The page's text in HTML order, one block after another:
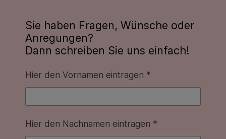
Sie haben Fragen, Wünsche oder
Anregungen?
Dann schreiben Sie uns einfach!
Hier den Vornamen eintragen *
Hier den Nachnamen eintragen *